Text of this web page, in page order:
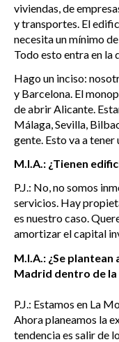
viviendas, de
y transportes. El
necesita un mínimo
Todo esto entra en la
Hago un inciso:
y Barcelona. El
de abrir Alicante.
Málaga, Sevilla,
gente. Esto va a
M.I.A.: ¿Tienen
P.J.: No, no somos
servicios. Hay
es nuestro caso.
amortizar el capital
M.I.A.: ¿Se
Madrid dentro de
P.J.: Estamos en La
Ahora planeamos la
tendencia es salir de